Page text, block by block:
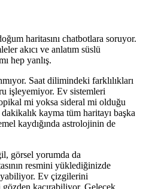
haritasını chatbotlara soruyor.
akıcı ve anlatım süslü
hep yanlış.
Saat dilimindeki farklılıkları
işleyemiyor. Ev sistemleri
mi yoksa sideral mi olduğu
kayma tüm haritayı başka
kaydığında astrolojinin de
görsel yorumda da
resmini yüklediğinizde
Ev çizgilerini
kaçırabiliyor. Gelecek